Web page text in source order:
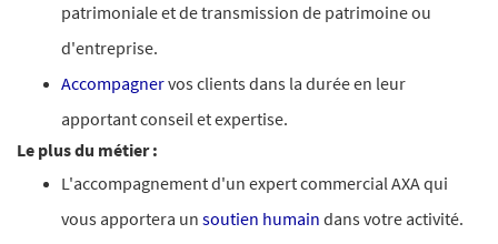
patrimoniale et de transmission de patrimoine ou
d'entreprise.
Accompagnervos clients dans la durée en leur
apportant conseil et expertise.
Le plus du métier :
L'accompagnement d'un expert commercial AXA qui
vous apportera un soutien humain dans votre activité.